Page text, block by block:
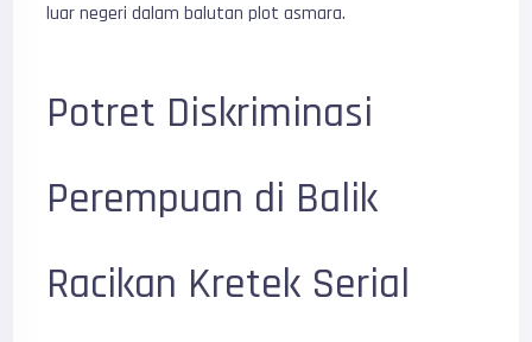
luar negeri dalam balutan plot asmara.
Potret Diskriminasi
Perempuan di Balik
Racikan Kretek Serial